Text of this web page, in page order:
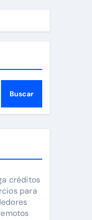
Buscar
créditos
para